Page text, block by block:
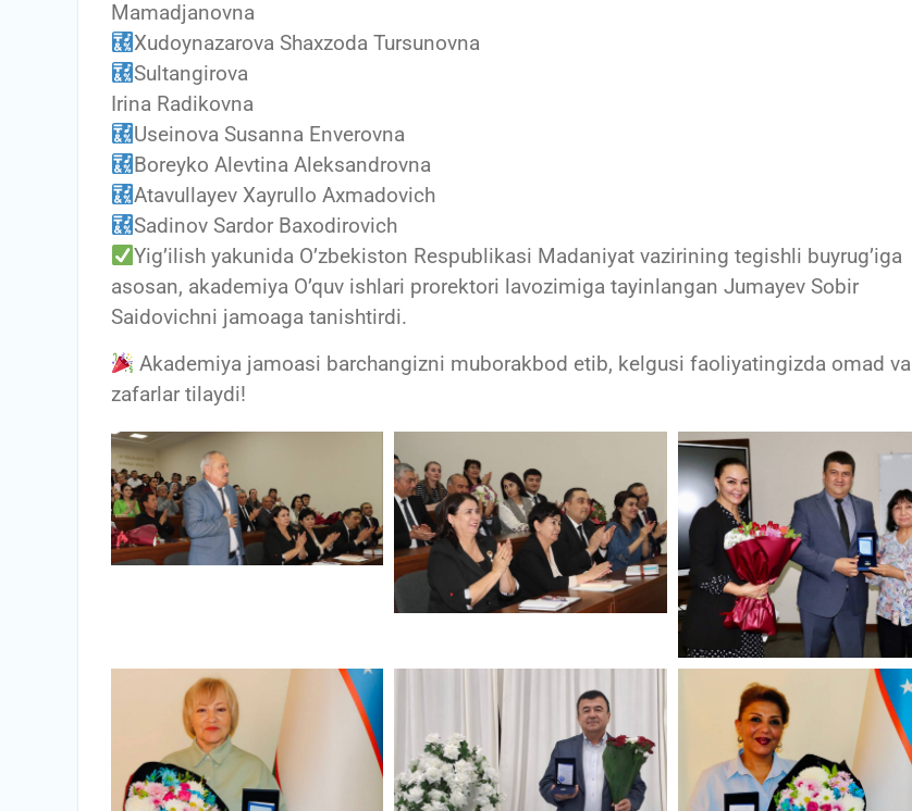
Mamadjanovna
Xudoynazarova Shaxzoda Tursunovna
Sultangirova
Irina Radikovna
Useinova Susanna Enverovna
Boreyko Alevtina Aleksandrovna
Atavullayev Xayrullo Axmadovich
Sadinov Sardor Baxodirovich
Yig’ilish yakunida O’zbekiston Respublikasi Madaniyat vazirining tegishli buyrug’iga
asosan, akademiya O’quv ishlari prorektori lavozimiga tayinlangan Jumayev Sobir
Saidovichni jamoaga tanishtirdi.
Akademiya jamoasi barchangizni muborakbod etib, kelgusi faoliyatingizda omad va
zafarlar tilaydi!